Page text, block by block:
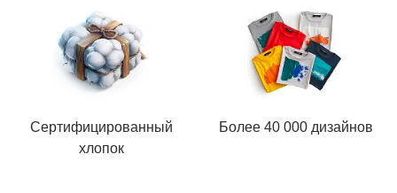
Сертифицированный
хлопок
Более 40 000 дизайнов